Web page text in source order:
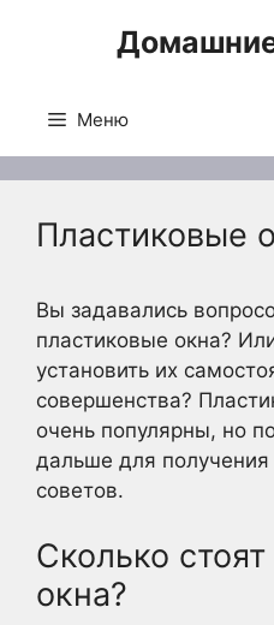
Меню
Пластиковые
Вы задавались
пластиковые окна?
установить их
совершенства?
очень популярны, но
дальше для
советов.
Сколько
окна?